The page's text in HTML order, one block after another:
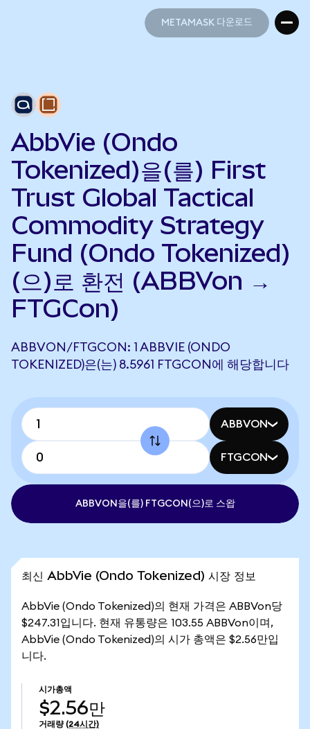
METAMASK 다운로드
AbbVie (Ondo
Tokenized)을(를) First
Trust Global Tactical
Commodity Strategy
Fund (Ondo Tokenized)
(으)로 환전 (ABBVon →
FTGCon)
ABBVON/FTGCON: 1 ABBVIE (ONDO
TOKENIZED)은(는) 8.5961 FTGCON에 해당합니다
ABBVON
FTGCON
ABBVON을(를) FTGCON(으)로 스왑
최신 AbbVie (Ondo Tokenized) 시장 정보
AbbVie (Ondo Tokenized)의 현재 가격은 ABBVon당
$247.31입니다. 현재 유통량은 103.55 ABBVon이며,
AbbVie (Ondo Tokenized)의 시가 총액은 $2.56만입
니다.
시가총액
$2.56만
거래량 (24시간)